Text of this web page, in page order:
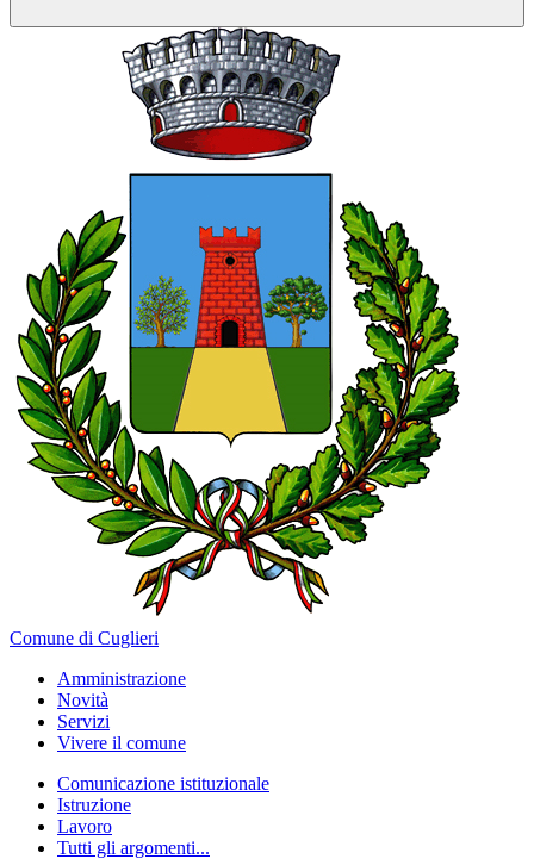
Comune di Cuglieri
Amministrazione
Novità
Servizi
Vivere il comune
Comunicazione istituzionale
Istruzione
Lavoro
Tutti gli argomenti...